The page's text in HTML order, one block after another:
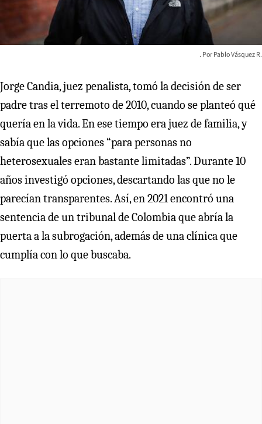
Pablo Vásquez R.
Jorge Candia, juez penalista, tomó la decisión de ser
padre tras el terremoto de 2010, cuando se planteó qué
quería en la vida. En ese tiempo era juez de familia, y
sabía que las opciones “para personas no
heterosexuales eran bastante limitadas”. Durante 10
años investigó opciones, descartando las que no le
parecían transparentes. Así, en 2021 encontró una
sentencia de un tribunal de Colombia que abría la
puerta a la subrogación, además de una clínica que
cumplía con lo que buscaba.